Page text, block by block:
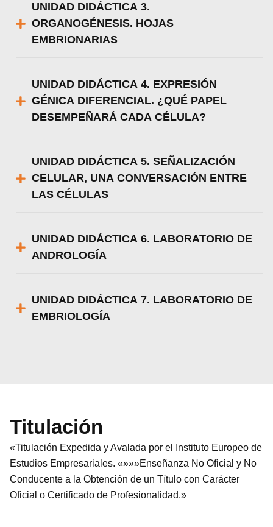
UNIDAD DIDÁCTICA 3.
ORGANOGÉNESIS. HOJAS
EMBRIONARIAS
UNIDAD DIDÁCTICA 4. EXPRESIÓN
GÉNICA DIFERENCIAL. ¿QUÉ PAPEL
DESEMPEÑARÁ CADA CÉLULA?
UNIDAD DIDÁCTICA 5. SEÑALIZACIÓN
CELULAR, UNA CONVERSACIÓN ENTRE
LAS CÉLULAS
UNIDAD DIDÁCTICA 6. LABORATORIO DE
ANDROLOGÍA
UNIDAD DIDÁCTICA 7. LABORATORIO DE
EMBRIOLOGÍA
Titulación
«Titulación Expedida y Avalada por el Instituto Europeo de
Estudios Empresariales. «»»»Enseñanza No Oficial y No
Conducente a la Obtención de un Título con Carácter
Oficial o Certificado de Profesionalidad.»